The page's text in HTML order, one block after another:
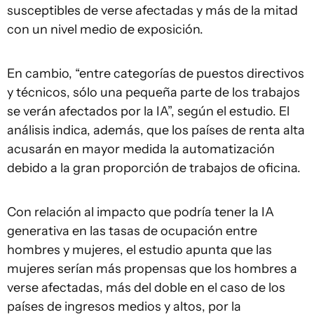
susceptibles de verse afectadas y más de la mitad
con un nivel medio de exposición.
En cambio, “entre categorías de puestos directivos
y técnicos, sólo una pequeña parte de los trabajos
se verán afectados por la IA”, según el estudio. El
análisis indica, además, que los países de renta alta
acusarán en mayor medida la automatización
debido a la gran proporción de trabajos de oficina.
Con relación al impacto que podría tener la IA
generativa en las tasas de ocupación entre
hombres y mujeres, el estudio apunta que las
mujeres serían más propensas que los hombres a
verse afectadas, más del doble en el caso de los
países de ingresos medios y altos, por la